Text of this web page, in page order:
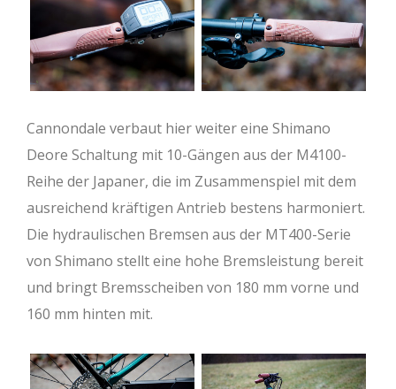
Cannondale verbaut hier weiter eine Shimano
Deore Schaltung mit 10-Gängen aus der M4100-
Reihe der Japaner, die im Zusammenspiel mit dem
ausreichend kräftigen Antrieb bestens harmoniert.
Die hydraulischen Bremsen aus der MT400-Serie
von Shimano stellt eine hohe Bremsleistung bereit
und bringt Bremsscheiben von 180 mm vorne und
160 mm hinten mit.